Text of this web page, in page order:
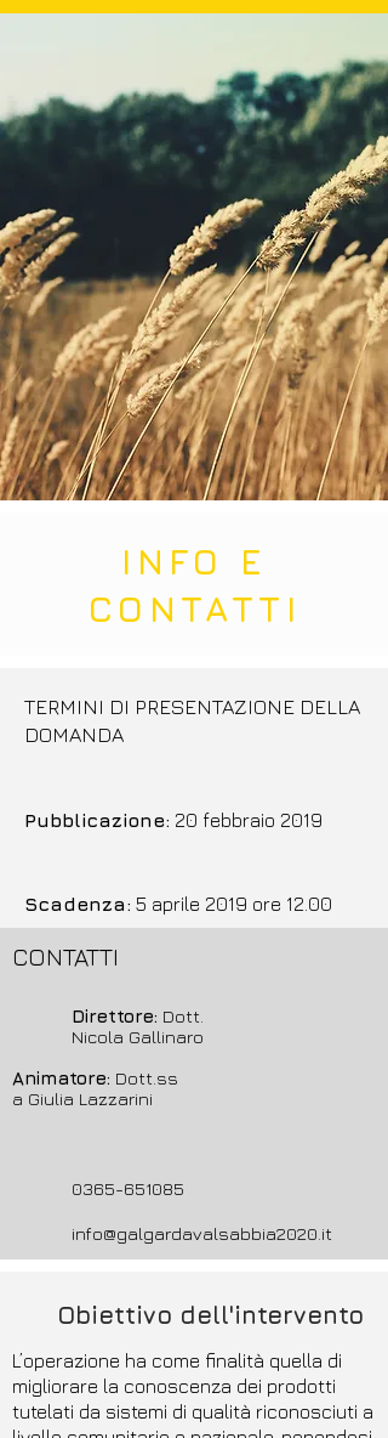
INFO E
CONTATTI
TERMINI DI PRESENTAZIONE DELLA
DOMANDA
Pubblicazione: 20 febbraio 2019
Scadenza: 5 aprile 2019 ore 12.00
CONTATTI
Direttore: Dott.
Nicola Gallinaro
Animatore: Dott.ss
a Giulia Lazzarini
0365-651085
info@galgardavalsabbia2020.it
Obiettivo dell'intervento
L’operazione ha come finalità quella di
migliorare la conoscenza dei prodotti
tutelati da sistemi di qualità riconosciuti a